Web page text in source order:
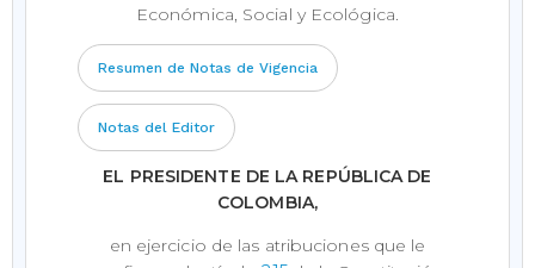
Económica, Social y Ecológica.
Resumen de Notas de Vigencia
Notas del Editor
EL PRESIDENTE DE LA REPÚBLICA DE
COLOMBIA,
en ejercicio de las atribuciones que le